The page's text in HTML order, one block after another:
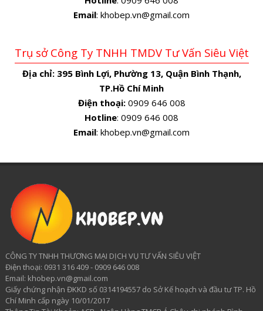
Email: khobep.vn@gmail.com
Trụ sở Công Ty TNHH TMDV Tư Vấn Siêu Việt
Địa chỉ: 395 Bình Lợi, Phường 13, Quận Bình Thạnh,
TP.Hồ Chí Minh
Điện thoại:0909 646 008
Hotline: 0909 646 008
Email: khobep.vn@gmail.com
CÔNG TY TNHH THƯƠNG MẠI DỊCH VỤ TƯ VẤN SIÊU VIỆT
​Điện thoại: 0931 316 409 - 0909 646 008
Email: khobep.vn@gmail.com
Giấy chứng nhận ĐKKD số 0314194557 do Sở Kế hoạch và đầu tư TP. Hồ
Chí Minh cấp ngày 10/01/2017